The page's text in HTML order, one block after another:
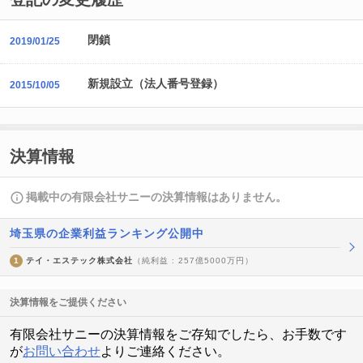
2019/01/25 閉鎖
2015/10/05 新規設立（法人番号登録）
決算情報
掲載中の有限会社サニーの決算情報はありません。
埼玉県の企業利益ランキング公開中
1 テイ・エステック株式会社 （純利益 : 257億5000万円）
決算情報をご提供ください
有限会社サニーの決算情報をご存知でしたら、お手数です
がお問い合わせよりご連絡ください。